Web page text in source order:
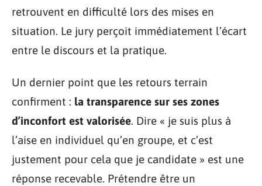
retrouvent en difficulté lors des mises en
situation. Le jury perçoit immédiatement l’écart
entre le discours et la pratique.
Un dernier point que les retours terrain
confirment : la transparence sur ses zones
d’inconfort est valorisée. Dire « je suis plus à
l’aise en individuel qu’en groupe, et c’est
justement pour cela que je candidate » est une
réponse recevable. Prétendre être un